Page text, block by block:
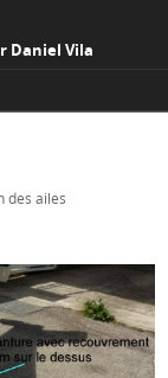
Daniel Vila
des ailes